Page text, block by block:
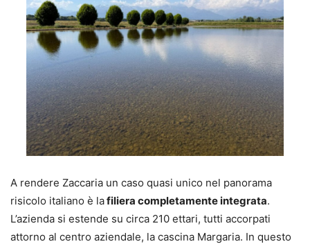
A rendere Zaccaria un caso quasi unico nel panorama
risicolo italiano è lafiliera completamente integrata.
L’azienda si estende su circa 210 ettari, tutti accorpati
attorno al centro aziendale, la cascina Margaria. In questo